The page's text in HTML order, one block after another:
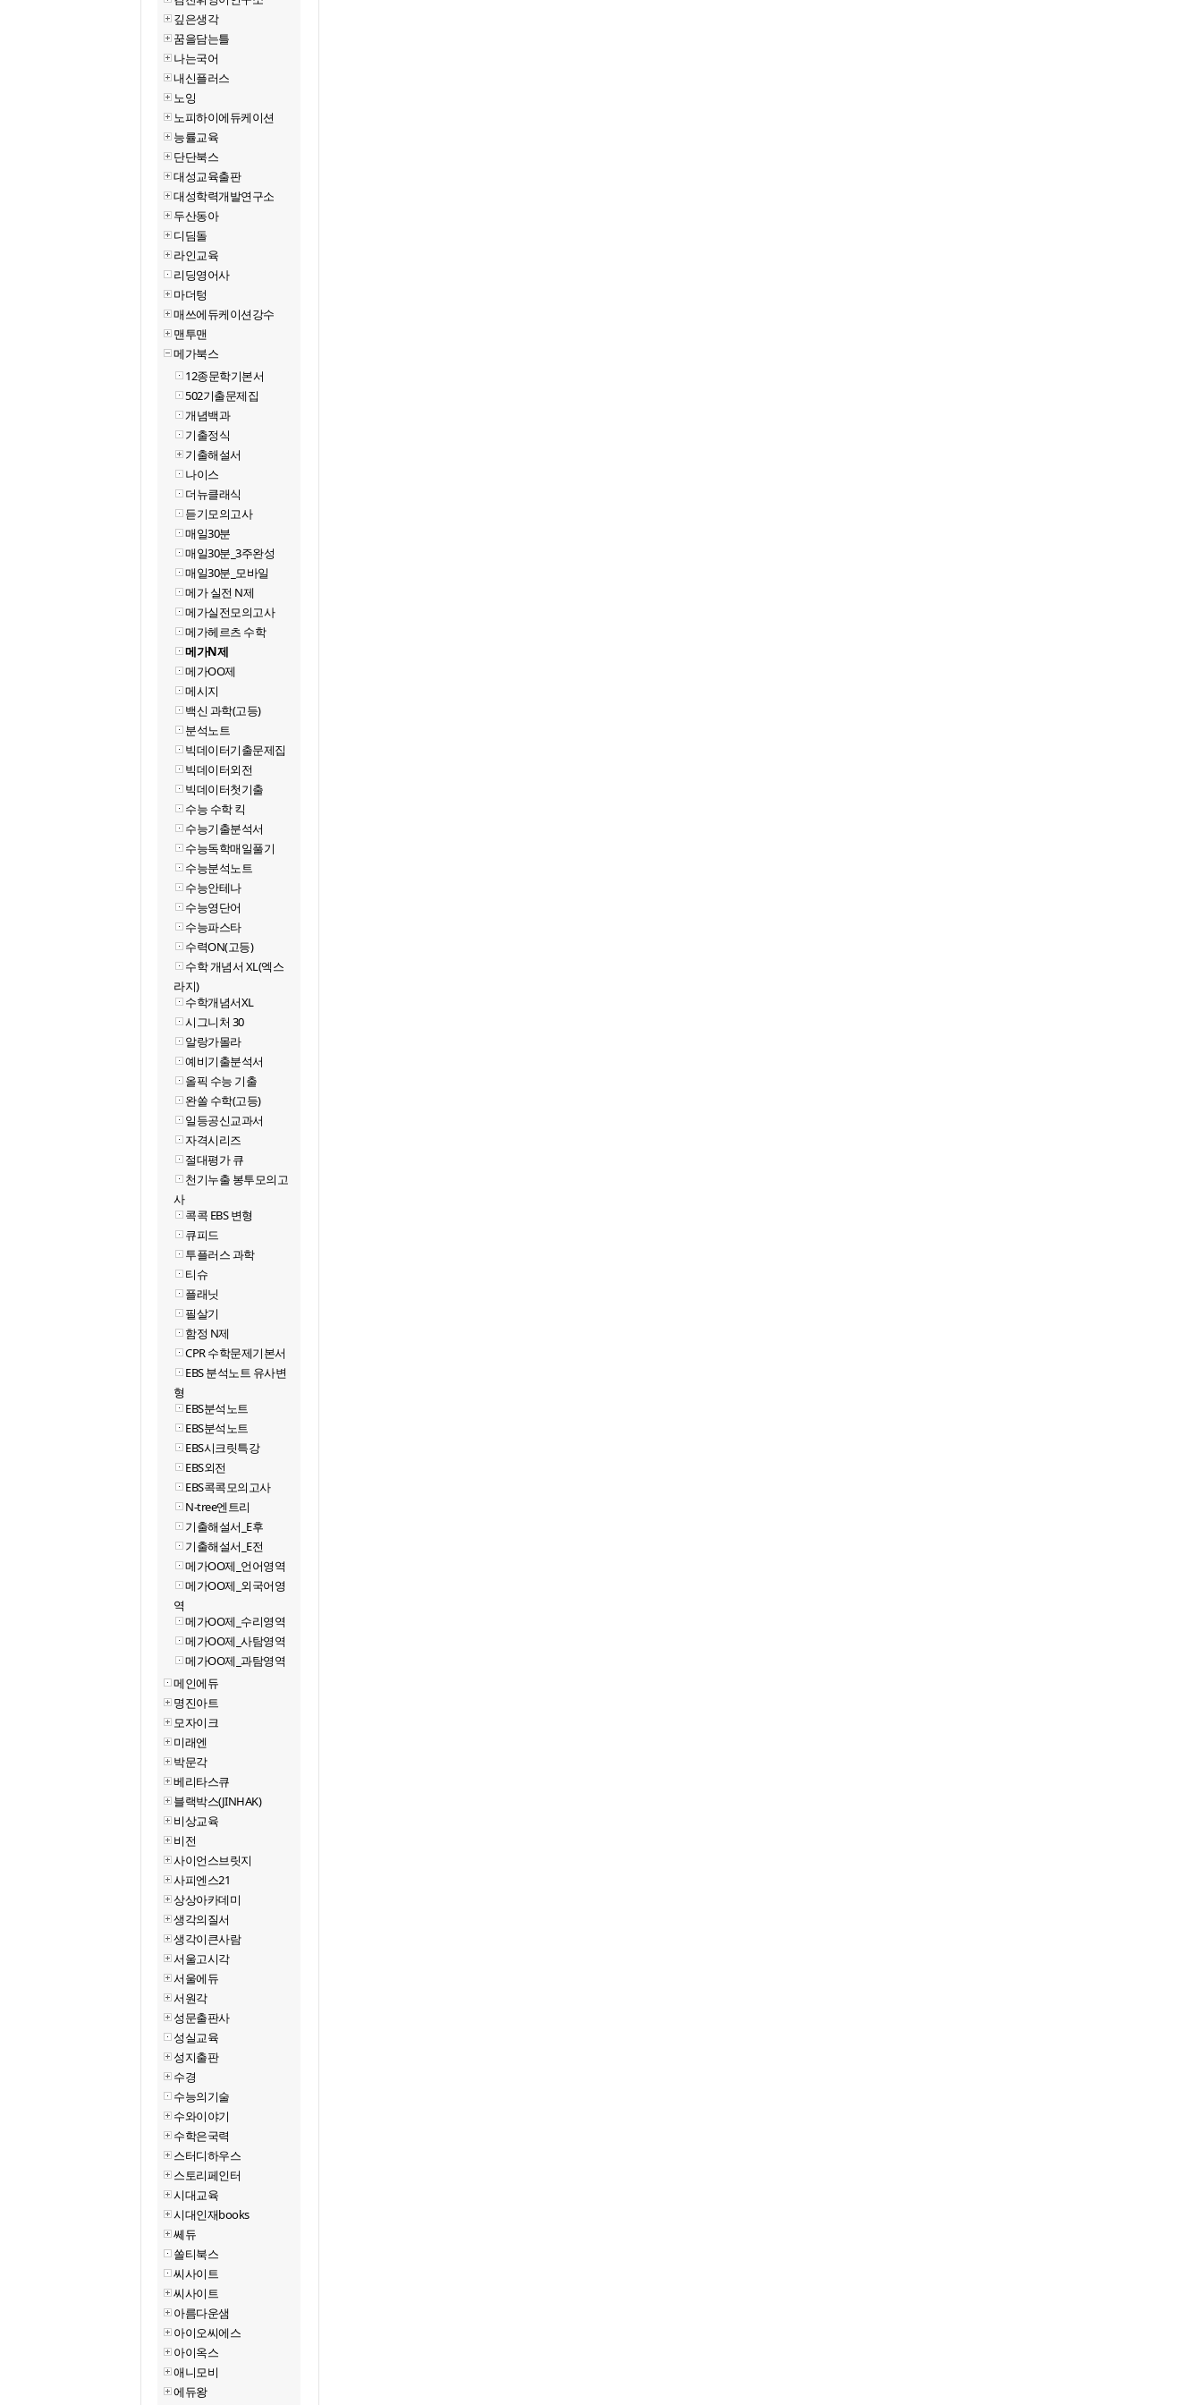
깊은생각
꿈을담는틀
나는국어
내신플러스
노잉
노피하이에듀케이션
능률교육
단단북스
대성교육출판
대성학력개발연구소
두산동아
디딤돌
라인교육
리딩영어사
마더텅
매쓰에듀케이션강수
맨투맨
메가북스
12종문학기본서
502기출문제집
개념백과
기출정식
기출해설서
나이스
더뉴클래식
듣기모의고사
매일30분
매일30분_3주완성
매일30분_모바일
메가 실전 N제
메가실전모의고사
메가헤르츠 수학
메가N제
메가OO제
메시지
백신 과학(고등)
분석노트
빅데이터기출문제집
빅데이터외전
빅데이터첫기출
수능 수학 킥
수능기출분석서
수능독학매일풀기
수능분석노트
수능안테나
수능영단어
수능파스타
수력ON(고등)
수학 개념서 XL(엑스
라지)
수학개념서XL
시그니처 30
알랑가몰라
예비기출분석서
올픽 수능 기출
완쏠 수학(고등)
일등공신교과서
자격시리즈
절대평가 큐
천기누출 봉투모의고
사
콕콕 EBS 변형
큐피드
투플러스 과학
티슈
플래닛
필살기
함정 N제
CPR 수학문제기본서
EBS 분석노트 유사변
형
EBS분석노트
EBS분석노트
EBS시크릿특강
EBS외전
EBS콕콕모의고사
N-tree엔트리
기출해설서_E후
기출해설서_E전
메가OO제_언어영역
메가OO제_외국어영
역
메가OO제_수리영역
메가OO제_사탐영역
메가OO제_과탐영역
메인에듀
명진아트
모자이크
미래엔
박문각
베리타스큐
블랙박스(JINHAK)
비상교육
비전
사이언스브릿지
사피엔스21
상상아카데미
생각의질서
생각이큰사람
서울고시각
서울에듀
서원각
성문출판사
성실교육
성지출판
수경
수능의기술
수와이야기
수학은국력
스터디하우스
스토리페인터
시대교육
시대인재books
쎄듀
쏠티북스
씨사이트
씨사이트
아름다운샘
아이오씨에스
아이옥스
애니모비
에듀왕